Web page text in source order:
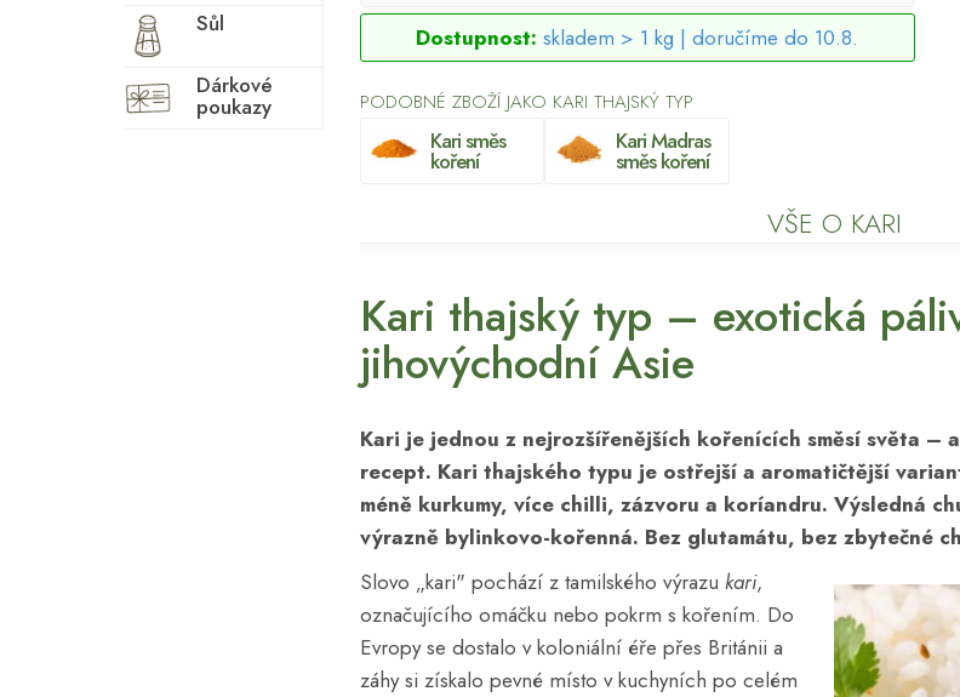
Sůl
Dárkové
poukazy
Dostupnost: skladem > 1 kg |doručíme do 10.8.
PODOBNÉ ZBOŽÍ JAKO KARI THAJSKÝ TYP
Kari směs
koření
Kari Madras
směs koření
VŠE O KARI
Kari thajský typ – exotická
jihovýchodní Asie
Kari je jednou z nejrozšířenějších kořenících směsí světa –
recept. Kari thajského typu je ostřejší a aromatičtější
méně kurkumy, více chilli, zázvoru a koríandru. Výsledná
výrazně bylinkovo-kořenná. Bez glutamátu, bez zbytečné
Slovo „kari" pochází z tamilského výrazu kari,
označujícího omáčku nebo pokrm s kořením. Do
Evropy se dostalo v koloniální éře přes Británii a
záhy si získalo pevné místo v kuchyních po celém